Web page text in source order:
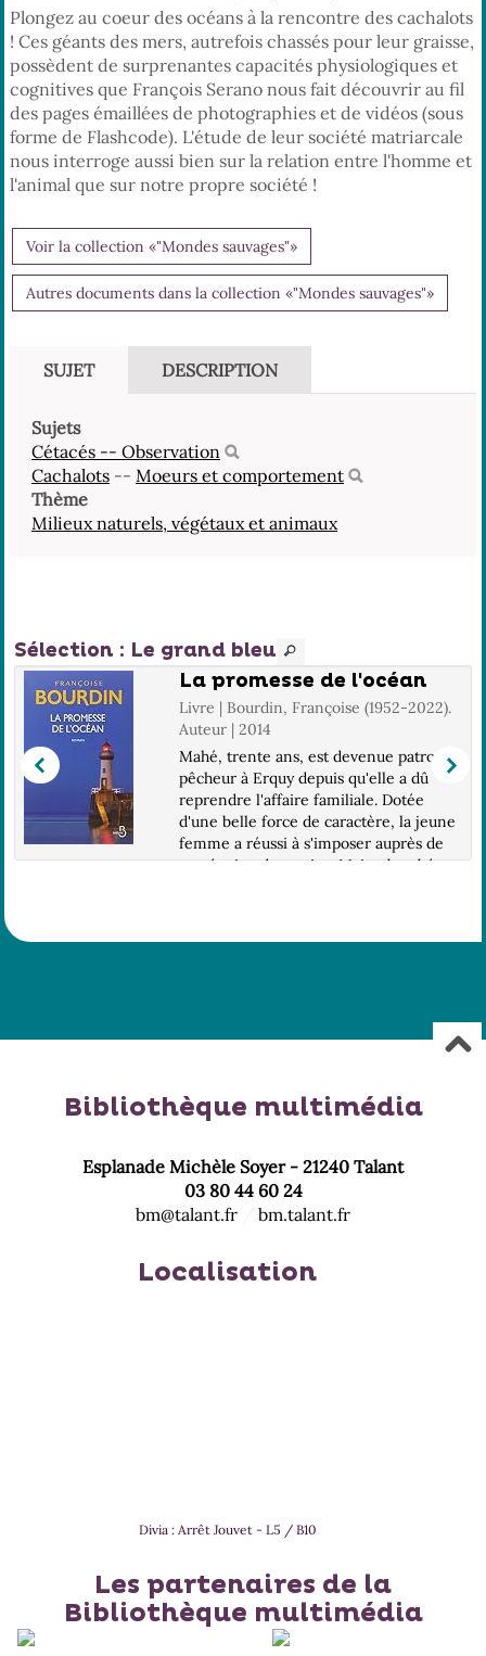
Plongez au coeur des océans à la rencontre des cachalots
! Ces géants des mers, autrefois chassés pour leur graisse,
possèdent de surprenantes capacités physiologiques et
cognitives que François Serano nous fait découvrir au fil
des pages émaillées de photographies et de vidéos (sous
forme de Flashcode). L'étude de leur société matriarcale
nous interroge aussi bien sur la relation entre l'homme et
l'animal que sur notre propre société !
Voir la collection «"Mondes sauvages"»
Autres documents dans la collection «"Mondes sauvages"»
SUJET DESCRIPTION
Sujets
Cétacés -- Observation
Cachalots -- Moeurs et comportement
Thème
Milieux naturels, végétaux et animaux
Sélection : Le grand bleu
La promesse de l'océan
Livre | Bourdin, Françoise (1952-2022).
Auteur | 2014
Mahé, trente ans, est devenue patron
pêcheur à Erquy depuis qu'elle a dû
reprendre l'affaire familiale. Dotée
d'une belle force de caractère, la jeune
femme a réussi à s'imposer auprès de
son équipe de marins. Mais, absorbée
Bibliothèque multimédia
Esplanade Michèle Soyer - 21240 Talant
03 80 44 60 24
bm@talant.fr
bm.talant.fr
Localisation
Divia : Arrêt Jouvet - L5 / B10
Les partenaires de la
Bibliothèque multimédia